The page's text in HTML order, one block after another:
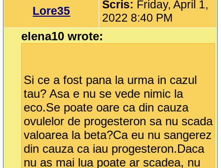
Lore35 Scris: Friday, April 1,
2022 8:40 PM
elena10 wrote:
Si ce a fost pana la urma in cazul
tau? Asa e nu se vede nimic la
eco.Se poate oare ca din cauza
ovulelor de progesteron sa nu scada
valoarea la beta?Ca eu nu sangerez
din cauza ca iau progesteron.Daca
nu as mai lua poate ar scadea, nu